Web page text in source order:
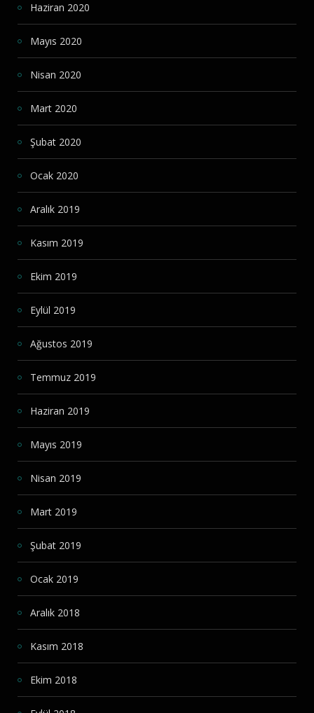
Haziran 2020
Mayıs 2020
Nisan 2020
Mart 2020
Şubat 2020
Ocak 2020
Aralık 2019
Kasım 2019
Ekim 2019
Eylül 2019
Ağustos 2019
Temmuz 2019
Haziran 2019
Mayıs 2019
Nisan 2019
Mart 2019
Şubat 2019
Ocak 2019
Aralık 2018
Kasım 2018
Ekim 2018